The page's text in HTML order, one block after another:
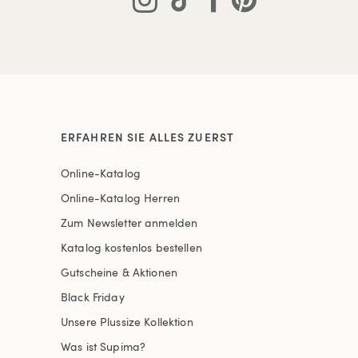
ERFAHREN SIE ALLES ZUERST
Online-Katalog
Online-Katalog Herren
Zum Newsletter anmelden
Katalog kostenlos bestellen
Gutscheine & Aktionen
Black Friday
Unsere Plussize Kollektion
Was ist Supima?